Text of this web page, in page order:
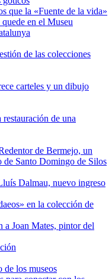
que la «Fuente de la vida»
en el Museu
de las colecciones
carteles y un dibujo
de una
de Bermejo, un
de Santo Domingo de Silos
Dalmau, nuevo ingreso
en la colección de
a Joan Mates, pintor del
los museos